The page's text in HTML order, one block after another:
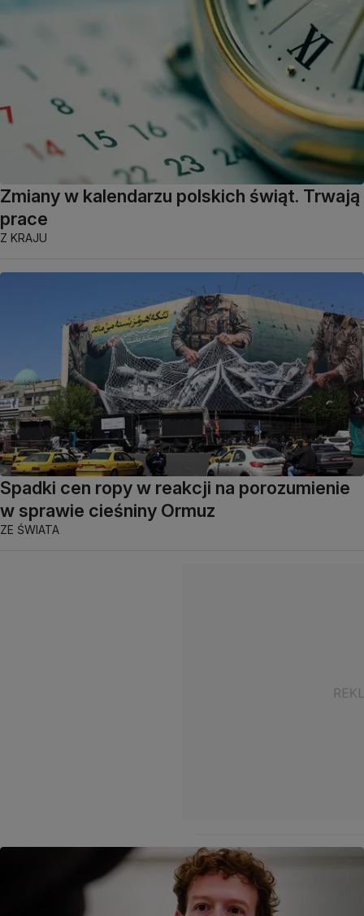
Zmiany w kalendarzu polskich świąt. Trwają
prace
Z KRAJU
Spadki cen ropy w reakcji na porozumienie
w sprawie cieśniny Ormuz
ZE ŚWIATA